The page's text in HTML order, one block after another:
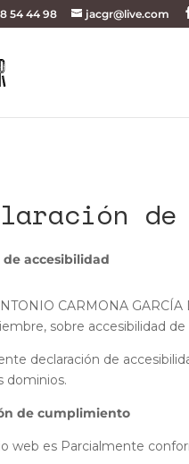
54 44 98 jacgr@live.com
de accesibilidad
CARMONA
sobre accesibilidad
declaración de
dominios.
de cumplimiento
web es Parcialmente